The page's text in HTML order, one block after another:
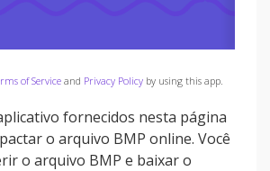
of Serviceand Privacy Policyby using this app.
fornecidos nesta página
o arquivo BMP online. Você
o arquivo BMP e baixar o